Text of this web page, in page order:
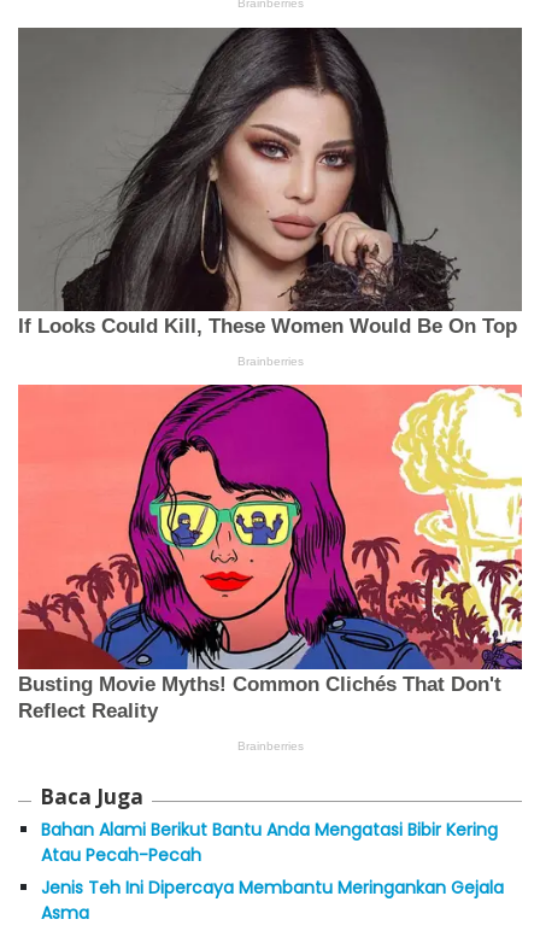
Baca Juga
Bahan Alami Berikut Bantu Anda Mengatasi Bibir Kering
Atau Pecah-Pecah
Jenis Teh Ini Dipercaya Membantu Meringankan Gejala
Asma